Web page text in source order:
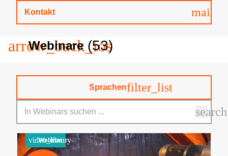
Kontakt mail
arrow_back_ios
Webinare (53)
Sprachenfilter_list
search
video_library
Webinar